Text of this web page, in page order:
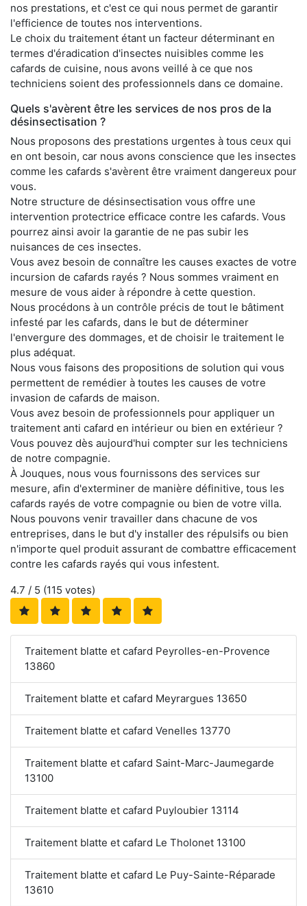
nos prestations, et c'est ce qui nous permet de garantir
l'efficience de toutes nos interventions.
Le choix du traitement étant un facteur déterminant en
termes d'éradication d'insectes nuisibles comme les
cafards de cuisine, nous avons veillé à ce que nos
techniciens soient des professionnels dans ce domaine.
Quels s'avèrent être les services de nos pros de la
désinsectisation ?
Nous proposons des prestations urgentes à tous ceux qui
en ont besoin, car nous avons conscience que les insectes
comme les cafards s'avèrent être vraiment dangereux pour
vous.
Notre structure de désinsectisation vous offre une
intervention protectrice efficace contre les cafards. Vous
pourrez ainsi avoir la garantie de ne pas subir les
nuisances de ces insectes.
Vous avez besoin de connaître les causes exactes de votre
incursion de cafards rayés ? Nous sommes vraiment en
mesure de vous aider à répondre à cette question.
Nous procédons à un contrôle précis de tout le bâtiment
infesté par les cafards, dans le but de déterminer
l'envergure des dommages, et de choisir le traitement le
plus adéquat.
Nous vous faisons des propositions de solution qui vous
permettent de remédier à toutes les causes de votre
invasion de cafards de maison.
Vous avez besoin de professionnels pour appliquer un
traitement anti cafard en intérieur ou bien en extérieur ?
Vous pouvez dès aujourd'hui compter sur les techniciens
de notre compagnie.
À Jouques, nous vous fournissons des services sur
mesure, afin d'exterminer de manière définitive, tous les
cafards rayés de votre compagnie ou bien de votre villa.
Nous pouvons venir travailler dans chacune de vos
entreprises, dans le but d'y installer des répulsifs ou bien
n'importe quel produit assurant de combattre efficacement
contre les cafards rayés qui vous infestent.
4.7 / 5 (115 votes)
Traitement blatte et cafard Peyrolles-en-Provence
13860
Traitement blatte et cafard Meyrargues 13650
Traitement blatte et cafard Venelles 13770
Traitement blatte et cafard Saint-Marc-Jaumegarde
13100
Traitement blatte et cafard Puyloubier 13114
Traitement blatte et cafard Le Tholonet 13100
Traitement blatte et cafard Le Puy-Sainte-Réparade
13610